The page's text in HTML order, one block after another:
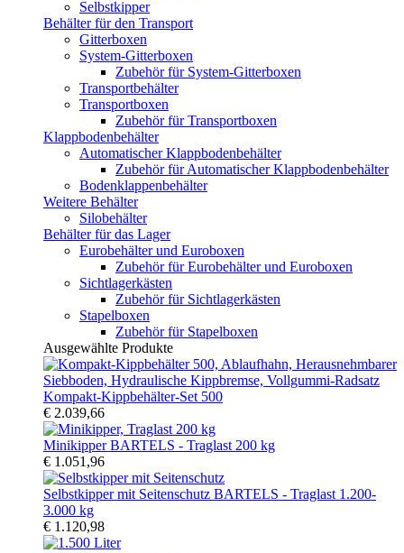
Selbstkipper
Behälter für den Transport
Gitterboxen
System-Gitterboxen
Zubehör für System-Gitterboxen
Transportbehälter
Transportboxen
Zubehör für Transportboxen
Klappbodenbehälter
Automatischer Klappbodenbehälter
Zubehör für Automatischer Klappbodenbehälter
Bodenklappenbehälter
Weitere Behälter
Silobehälter
Behälter für das Lager
Eurobehälter und Euroboxen
Zubehör für Eurobehälter und Euroboxen
Sichtlagerkästen
Zubehör für Sichtlagerkästen
Stapelboxen
Zubehör für Stapelboxen
Ausgewählte Produkte
Kompakt-Kippbehälter-Set 500
€ 2.039,66
Minikipper BARTELS - Traglast 200 kg
€ 1.051,96
Selbstkipper mit Seitenschutz BARTELS - Traglast 1.200-
3.000 kg
€ 1.120,98